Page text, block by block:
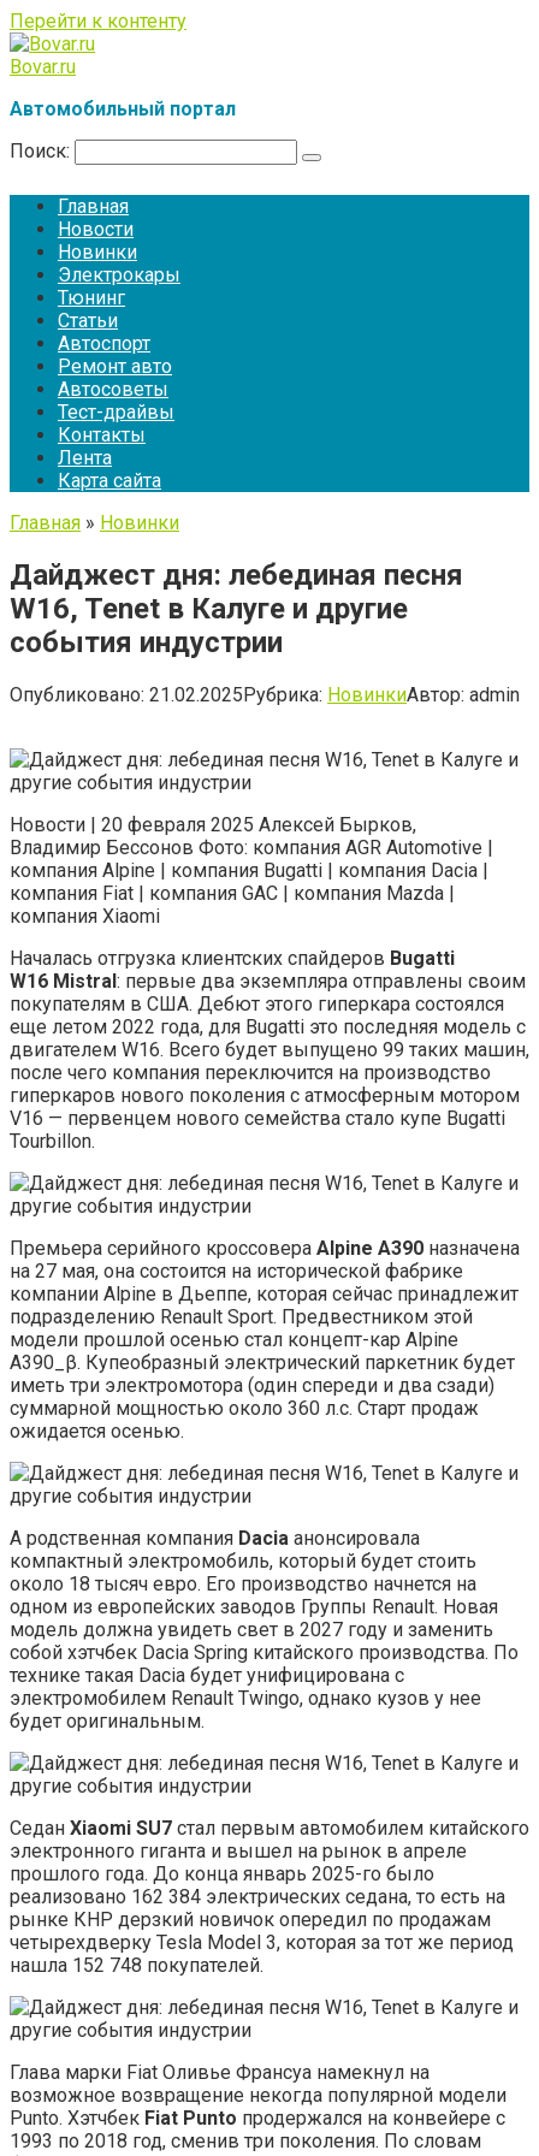
Перейти к контенту
Bovar.ru
Автомобильный портал
Поиск:
Главная
Новости
Новинки
Электрокары
Тюнинг
Статьи
Автоспорт
Ремонт авто
Автосоветы
Тест-драйвы
Контакты
Лента
Карта сайта
Главная » Новинки
Дайджест дня: лебединая песня
W16, Tenet в Калуге и другие
события индустрии
Опубликовано: 21.02.2025Рубрика: НовинкиАвтор: admin
Новости | 20 февраля 2025 Алексей Бырков,
Владимир Бессонов Фото: компания AGR Automotive |
компания Alpine | компания Bugatti | компания Dacia |
компания Fiat | компания GAC | компания Mazda |
компания Xiaomi
Началась отгрузка клиентских спайдеров Bugatti
W16 Mistral: первые два экземпляра отправлены своим
покупателям в США. Дебют этого гиперкара состоялся
еще летом 2022 года, для Bugatti это последняя модель с
двигателем W16. Всего будет выпущено 99 таких машин,
после чего компания переключится на производство
гиперкаров нового поколения с атмосферным мотором
V16 — первенцем нового семейства стало купе Bugatti
Tourbillon.
Премьера серийного кроссовера Alpine A390 назначена
на 27 мая, она состоится на исторической фабрике
компании Alpine в Дьеппе, которая сейчас принадлежит
подразделению Renault Sport. Предвестником этой
модели прошлой осенью стал концепт-кар Alpine
A390_β. Купеобразный электрический паркетник будет
иметь три электромотора (один спереди и два сзади)
суммарной мощностью около 360 л.с. Старт продаж
ожидается осенью.
А родственная компания Dacia анонсировала
компактный электромобиль, который будет стоить
около 18 тысяч евро. Его производство начнется на
одном из европейских заводов Группы Renault. Новая
модель должна увидеть свет в 2027 году и заменить
собой хэтчбек Dacia Spring китайского производства. По
технике такая Dacia будет унифицирована с
электромобилем Renault Twingo, однако кузов у нее
будет оригинальным.
Седан Xiaomi SU7 стал первым автомобилем китайского
электронного гиганта и вышел на рынок в апреле
прошлого года. До конца январь 2025-го было
реализовано 162 384 электрических седана, то есть на
рынке КНР дерзкий новичок опередил по продажам
четырехдверку Tesla Model 3, которая за тот же период
нашла 152 748 покупателей.
Глава марки Fiat Оливье Франсуа намекнул на
возможное возвращение некогда популярной модели
Punto. Хэтчбек Fiat Punto продержался на конвейере с
1993 по 2018 год, сменив три поколения. По словам